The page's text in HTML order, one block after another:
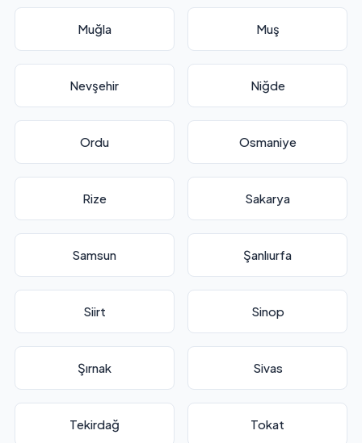
Muğla Muş
Nevşehir Niğde
Ordu Osmaniye
Rize Sakarya
Samsun Şanlıurfa
Siirt Sinop
Şırnak Sivas
Tekirdağ Tokat